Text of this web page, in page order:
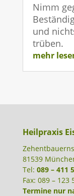
Nimm
und
trüben.
mehr
Heilpraxis
81539
Tel: 089 – 411
Fax: 089 – 123
Termine nur